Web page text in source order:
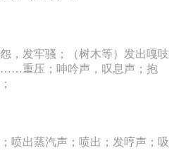
，发牢骚；（树木等）发出嘎吱
……重压；呻吟声，叹息声；抱
喷出蒸汽声；喷出；发哼声；吸